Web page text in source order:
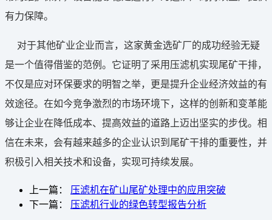
有力保障。
对于其他矿业企业而言，这家黄金选矿厂的成功经验无疑
是一个值得借鉴的范例。它证明了采用压滤机实现尾矿干排，
不仅是应对环保要求的明智之举，更是提升企业经济效益的有
效途径。在如今竞争激烈的市场环境下，这样的创新和变革能
够让企业在降低成本、提高效益的道路上迈出坚实的步伐。相
信在未来，会有越来越多的企业认识到尾矿干排的重要性，并
积极引入相关技术和设备，实现可持续发展。
上一篇： 压滤机在矿山尾矿处理中的应用突破
下一篇： 压滤机行业的绿色转型报告分析